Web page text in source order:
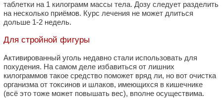
таблетки на 1 килограмм массы тела. Дозу следует разделить
на несколько приёмов. Курс лечения не может длиться
дольше 1-2 недель.
Для стройной фигуры
Активированный уголь недавно стали использовать для
похудения. На самом деле избавиться от лишних
килограммов такое средство поможет вряд ли, но вот очистка
организма от токсинов и шлаков, имеющихся в кишечнике
(всё это тоже может повышать вес), вполне осуществима.